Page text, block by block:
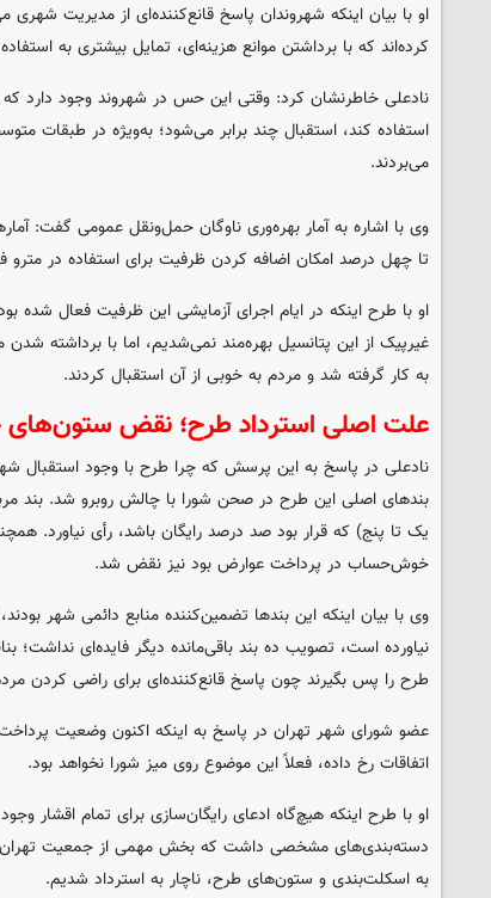
او با بیان اینکه شهروندان پاسخ قانع‌کننده‌ای از مدیریت شهری
کرده‌اند که با برداشتن موانع هزینه‌ای، تمایل بیشتری به
نادعلی خاطرنشان کرد: وقتی این حس در شهروند وجود دارد که
استفاده کند، استقبال چند برابر می‌شود؛ به‌ویژه در طبقات
می‌بردند.
وی با اشاره به آمار بهره‌وری ناوگان حمل‌ونقل عمومی گفت:
تا چهل درصد امکان اضافه کردن ظرفیت برای استفاده در مترو
او با طرح اینکه در ایام اجرای آزمایشی این ظرفیت فعال شده
غیرپیک از این پتانسیل بهره‌مند نمی‌شدیم، اما با برداشته
به کار گرفته شد و مردم به خوبی از آن استقبال کردند.
علت اصلی استرداد طرح؛ نقض ستون‌های
نادعلی در پاسخ به این پرسش که چرا طرح با وجود استقبال
بندهای اصلی این طرح در صحن شورا با چالش روبرو شد.
یک تا پنج) که قرار بود صد درصد رایگان باشد، رأی نیاورد.
خوش‌حساب در پرداخت عوارض بود نیز نقض شد.
وی با بیان اینکه این بندها تضمین‌کننده منابع دائمی شهر
نیاورده است، تصویب ده بند باقی‌مانده دیگر فایده‌ای نداشت؛
طرح را پس بگیرند چون پاسخ قانع‌کننده‌ای برای راضی کردن
عضو شورای شهر تهران در پاسخ به اینکه اکنون وضعیت
اتفاقات رخ داده، فعلاً این موضوع روی میز شورا نخواهد بود.
او با طرح اینکه هیچ‌گاه ادعای رایگان‌سازی برای تمام اقشار
دسته‌بندی‌های مشخصی داشت که بخش مهمی از جمعیت تهران
به اسکلت‌بندی و ستون‌های طرح، ناچار به استرداد شدیم.